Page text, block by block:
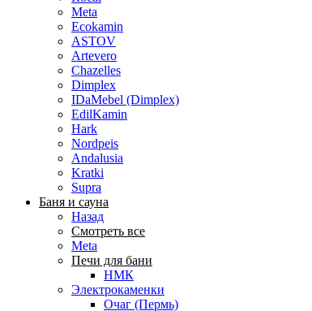
Meta
Ecokamin
ASTOV
Artevero
Chazelles
Dimplex
IDaMebel (Dimplex)
EdilKamin
Hark
Nordpeis
Andalusia
Kratki
Supra
Баня и сауна
Назад
Смотреть все
Meta
Печи для бани
НМК
Электрокаменки
Очаг (Пермь)